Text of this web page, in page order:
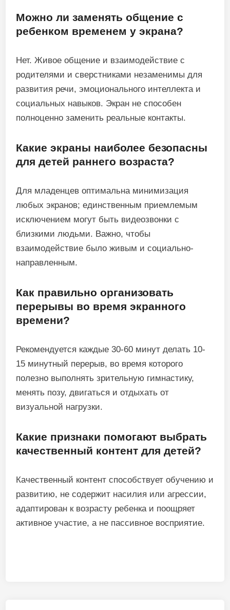
Можно ли заменять общение с
ребенком временем у экрана?
Нет. Живое общение и взаимодействие с
родителями и сверстниками незаменимы для
развития речи, эмоционального интеллекта и
социальных навыков. Экран не способен
полноценно заменить реальные контакты.
Какие экраны наиболее безопасны
для детей раннего возраста?
Для младенцев оптимальна минимизация
любых экранов; единственным приемлемым
исключением могут быть видеозвонки с
близкими людьми. Важно, чтобы
взаимодействие было живым и социально-
направленным.
Как правильно организовать
перерывы во время экранного
времени?
Рекомендуется каждые 30-60 минут делать 10-
15 минутный перерыв, во время которого
полезно выполнять зрительную гимнастику,
менять позу, двигаться и отдыхать от
визуальной нагрузки.
Какие признаки помогают выбрать
качественный контент для детей?
Качественный контент способствует обучению и
развитию, не содержит насилия или агрессии,
адаптирован к возрасту ребенка и поощряет
активное участие, а не пассивное восприятие.